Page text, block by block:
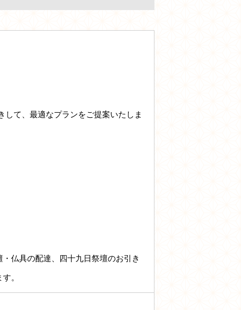
て、最適なプランをご提案いたしま
仏具の配達、四十九日祭壇のお引き
。